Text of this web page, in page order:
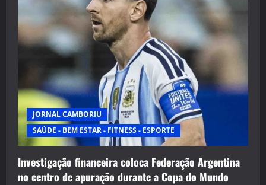
JORNAL CAMBORIU
SAÚDE - BEM ESTAR - FITNESS - ESPORTE
Investigação financeira coloca Federação Argentina
no centro de apuração durante a Copa do Mundo